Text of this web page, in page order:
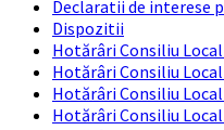
Declaratii de interese
Dispozitii
Hotărâri Consiliu Local
Hotărâri Consiliu Local
Hotărâri Consiliu Local
Hotărâri Consiliu Local